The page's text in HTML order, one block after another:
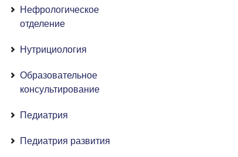
Нефрологическое
отделение
Нутрициология
Образовательное
консультирование
Педиатрия
Педиатрия развития